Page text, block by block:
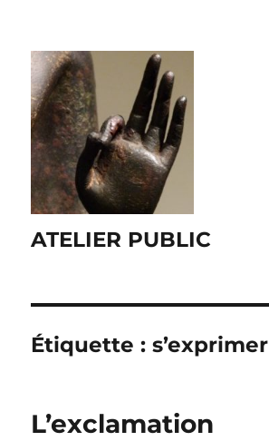
ATELIER PUBLIC
Étiquette :s’exprimer
L’exclamation